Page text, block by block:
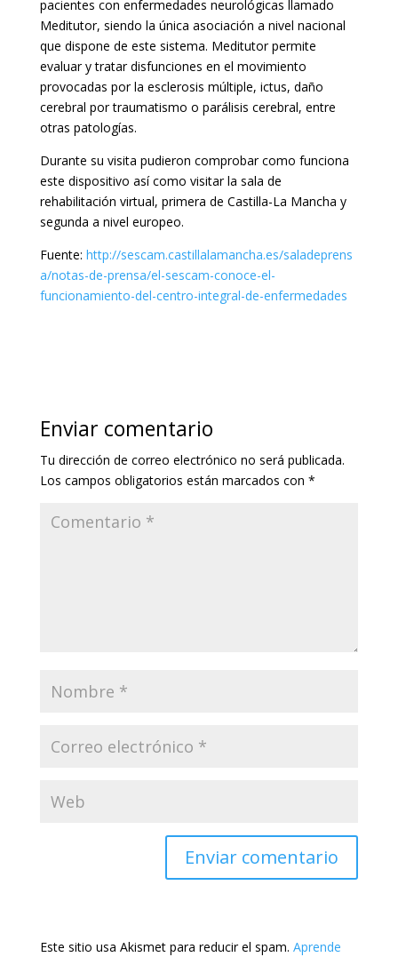
pacientes con enfermedades neurológicas llamado
Meditutor, siendo la única asociación a nivel nacional
que dispone de este sistema. Meditutor permite
evaluar y tratar disfunciones en el movimiento
provocadas por la esclerosis múltiple, ictus, daño
cerebral por traumatismo o parálisis cerebral, entre
otras patologías.
Durante su visita pudieron comprobar como funciona
este dispositivo así como visitar la sala de
rehabilitación virtual, primera de Castilla-La Mancha y
segunda a nivel europeo.
Fuente: http://sescam.castillalamancha.es/saladeprens
a/notas-de-prensa/el-sescam-conoce-el-
funcionamiento-del-centro-integral-de-enfermedades
Enviar comentario
Tu dirección de correo electrónico no será publicada.
Los campos obligatorios están marcados con *
Este sitio usa Akismet para reducir el spam. Aprende